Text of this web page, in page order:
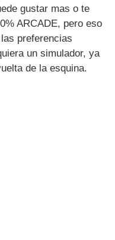
gustar mas o te
ARCADE, pero eso
preferencias
un simulador, ya
de la esquina.